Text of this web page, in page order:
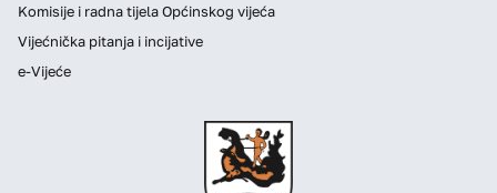
Komisije i radna tijela Općinskog vijeća
Vijećnička pitanja i incijative
e-Vijeće